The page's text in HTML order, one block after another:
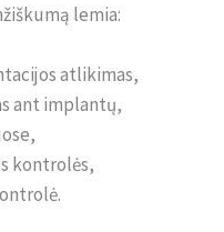
lemia:
atlikimas,
ant implantų,
kontrolės,